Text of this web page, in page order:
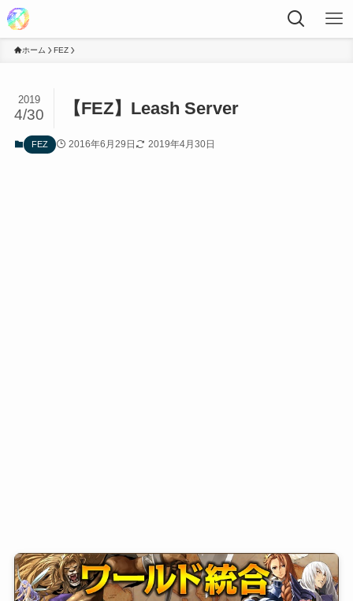
ホーム FEZ
【FEZ】Leash Server
2019
4/30
FEZ 2016年6月29日 2019年4月30日